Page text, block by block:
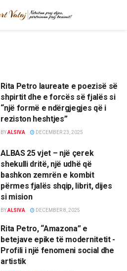
Rita Petro laureate e poezisë së
shpirtit dhe e forcës së fjalës si
“një formë e ndërgjegjes që i
reziston heshtjes”
BYALSIVA DECEMBER 23, 2025
ALBAS 25 vjet – një çerek
shekulli dritë, një udhë që
bashkon zemrën e kombit
përmes fjalës shqip, librit, dijes
si mision
BYALSIVA DECEMBER 8, 2025
Rita Petro, “Amazona” e
betejave epike të modernitetit -
Profili i një fenomeni social dhe
artistik